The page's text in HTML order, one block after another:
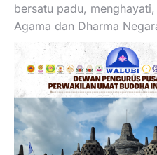
bersatu padu,
Agama dan Dharma